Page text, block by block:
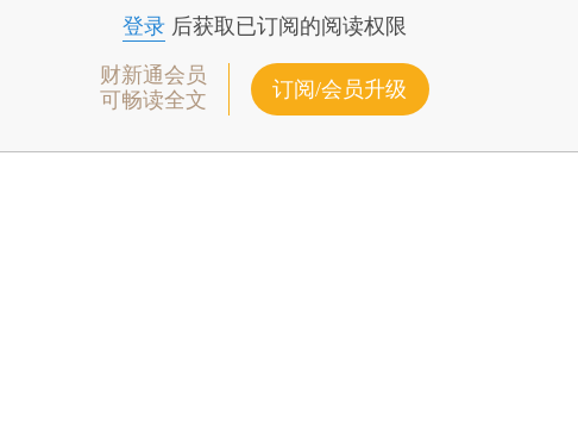
登录后获取已订阅的阅读权限
财新通会员
可畅读全文
订阅/会员升级